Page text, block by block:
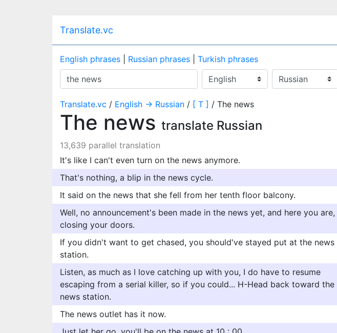
Translate.vc
English phrases Russian phrases
Turkish phrases
Translate.vc / English → Russian / [ T ] / The news
The news translate Russian
13,639 parallel translation
It's like I can't even turn on the news anymore.
That's nothing, a blip in the news cycle.
It said on the news that she fell from her tenth floor balcony.
Well, no announcement's been made in the news yet, and here you are,
closing your doors.
If you didn't want to get chased, you should've stayed put at the news
station.
Listen, as much as I love catching up with you, I do have to resume
escaping from a serial killer, so if you could... H-Head back toward the
news station.
The news outlet has it now.